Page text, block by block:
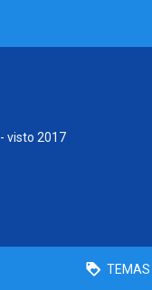
- visto 2017
TEMAS